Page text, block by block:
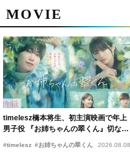
MOVIE
timelesz橋本将生、初主演映画で年上
男子役 『お姉ちゃんの翠くん』切ない
恋の幕開けを予感
#timelesz #お姉ちゃんの翠くん 2026.08.08